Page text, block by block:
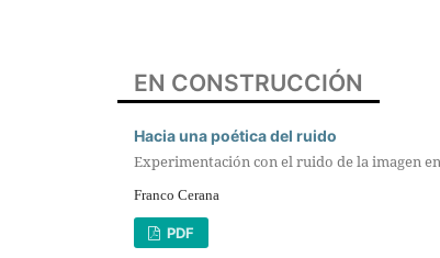
EN CONSTRUCCIÓN
Hacia una poética del ruido
Experimentación con el ruido de la imagen
Franco Cerana
PDF